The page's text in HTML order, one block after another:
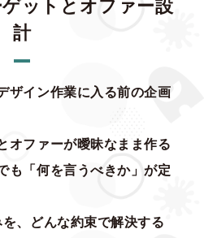
ットとオファー設
計
ザイン作業に入る前の企画
オファーが曖昧なまま作る
も「何を言うべきか」が定
、どんな約束で解決する